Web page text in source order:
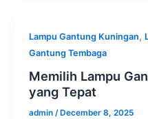
Lampu Gantung Kuningan,
Gantung Tembaga
Memilih Lampu
yang Tepat
admin / December 8, 2025